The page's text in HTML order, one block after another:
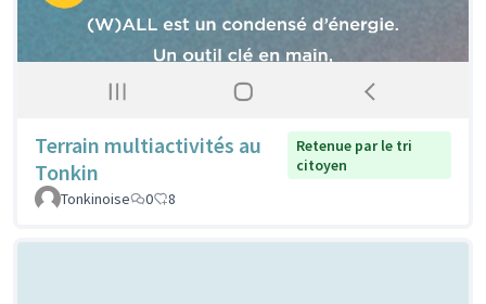
Terrain multiactivités au
Tonkin
Retenue par le tri
citoyen
Tonkinoise
0 8